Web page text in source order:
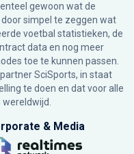
gewoon wat de
simpel te zeggen wat
voetbal statistieken, de
data en nog meer
toe te kunnen passen.
SciSports, in staat
te doen en dat voor alle
& Media